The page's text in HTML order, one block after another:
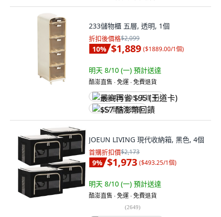
233儲物櫃 五層, 透明, 1個
折扣後價格$2,099
10% $1,889 ($1889.00/1個)
明天 8/10 (一) 預計送達
酷澎直售 ∙ 免運 ∙ 免費退貨
最高再省 $95 (王道卡)
$57 酷澎幣回饋
JOEUN LIVING 現代收納箱, 黑色, 4個
首購折扣價$2,173
9% $1,973 ($493.25/1個)
明天 8/10 (一) 預計送達
酷澎直售 ∙ 免運 ∙ 免費退貨
(2649)